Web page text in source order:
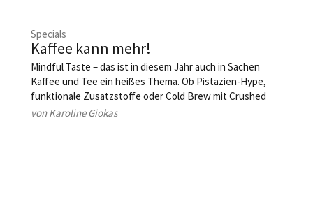
Specials
Kaffee kann mehr!
Mindful Taste – das ist in diesem Jahr auch in Sachen
Kaffee und Tee ein heißes Thema. Ob Pistazien-Hype,
funktionale Zusatzstoffe oder Cold Brew mit Crushed
Ice: Der Wachmacher von gestern wird zum stylishen
von Karoline Giokas